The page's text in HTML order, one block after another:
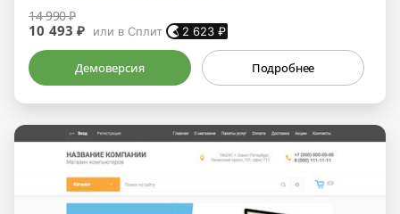
14 990 ₽
10 493 ₽ или в Сплит 2 623₽
Демоверсия Подробнее